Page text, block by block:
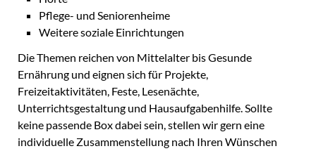
Pflege- und Seniorenheime
Weitere soziale Einrichtungen
Die Themen reichen von Mittelalter bis Gesunde
Ernährung und eignen sich für Projekte,
Freizeitaktivitäten, Feste, Lesenächte,
Unterrichtsgestaltung und Hausaufgabenhilfe. Sollte
keine passende Box dabei sein, stellen wir gern eine
individuelle Zusammenstellung nach Ihren Wünschen